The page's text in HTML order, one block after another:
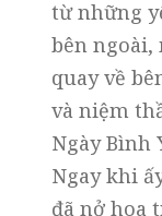
từ những
bên ngoài,
quay về
và niệm
Ngày Bình
Ngay khi
đã nở hoa